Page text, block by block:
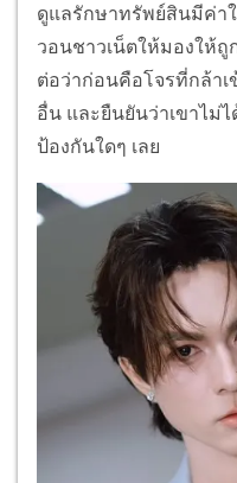
ดูแลรักษาทรัพย์สินมีค่า
วอนชาวเน็ตให้มองให้
ต่อว่าก่อนคือโจรที่กล้า
อื่น และยืนยันว่าเขาไม่
ป้องกันใดๆ เลย